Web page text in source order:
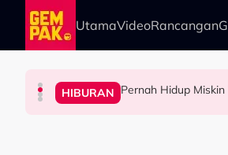
Skip to main content
UtamaVideoRancangan
HIBURAN Permintaan Aneh
HIBURAN Pernah Hidup
HIBURAN
HIBURAN The Tomei Girls: